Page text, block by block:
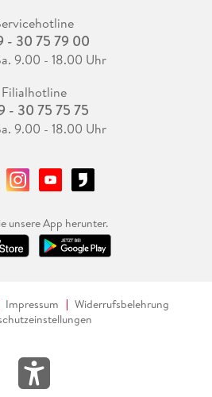
- 30 75 79 00
9.00 - 18.00 Uhr
Filialhotline
- 30 75 75 75
9.00 - 18.00 Uhr
unsere App herunter.
Impressum
Widerrufsbelehrung